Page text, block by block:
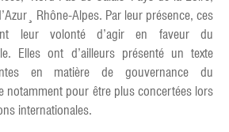
Rhône-Alpes. Par leur présence, ces
leur volonté d’agir en faveur du
Elles ont d’ailleurs présenté un texte
en matière de gouvernance du
notamment pour être plus concertées lors
internationales.